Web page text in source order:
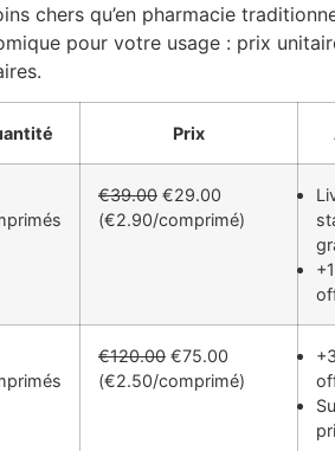
chers qu’en pharmacie
pour votre usage : prix
Prix
€39.00 €29.00
(€2.90/comprimé)
€120.00 €75.00
(€2.50/comprimé)